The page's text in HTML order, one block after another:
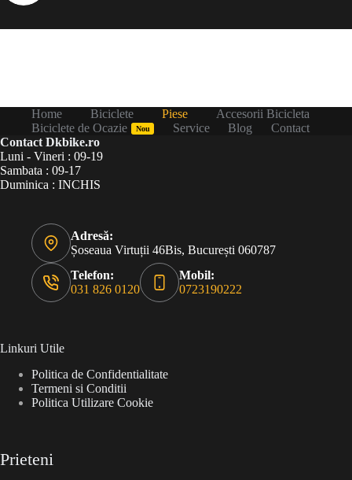
Home Biciclete Piese
Accesorii Bicicleta
Biciclete de Ocazie
Nou Service Blog
Contact
Contact Dkbike.ro
Luni - Vineri : 09-19
Sambata : 09-17
Duminica : INCHIS
Adresă:
Șoseaua Virtuții 46Bis, București 060787
Telefon:
031 826 0120
Mobil:
0723190222
Linkuri Utile
Politica de Confidentialitate
Termeni si Conditii
Politica Utilizare Cookie
Prieteni